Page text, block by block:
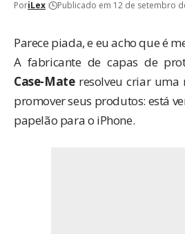
PoriLex Publicado em 12 de setembro
Parece piada, e eu acho que é
A fabricante de capas de
Case-Materesolveu criar uma
promover seus produtos: está
papelão para o iPhone.